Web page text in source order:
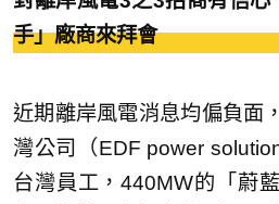
手」廠商來拜會
近期離岸風電消息均偏負面
灣公司（EDF power
台灣員工，440MW的「蔚